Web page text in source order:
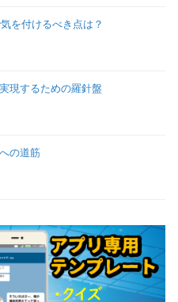
を付けるべき点は？
現するための羅針盤
の道筋